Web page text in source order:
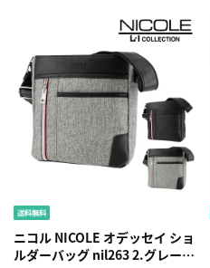
ニコル NICOLE オデッセイ ショ
ルダーバッグ nil263 2.グレー